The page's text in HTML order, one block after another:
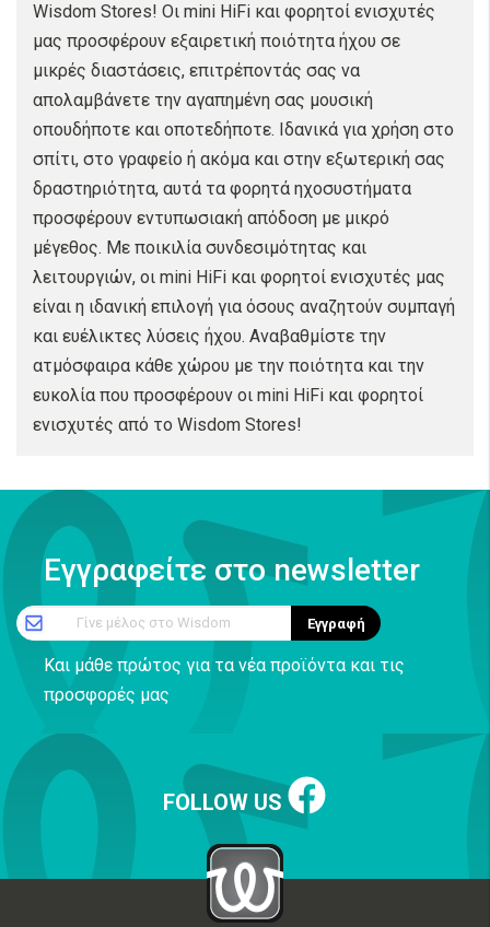
Wisdom Stores! Οι mini HiFi και φορητοί ενισχυτές
μας προσφέρουν εξαιρετική ποιότητα ήχου σε
μικρές διαστάσεις, επιτρέποντάς σας να
απολαμβάνετε την αγαπημένη σας μουσική
οπουδήποτε και οποτεδήποτε. Ιδανικά για χρήση στο
σπίτι, στο γραφείο ή ακόμα και στην εξωτερική σας
δραστηριότητα, αυτά τα φορητά ηχοσυστήματα
προσφέρουν εντυπωσιακή απόδοση με μικρό
μέγεθος. Με ποικιλία συνδεσιμότητας και
λειτουργιών, οι mini HiFi και φορητοί ενισχυτές μας
είναι η ιδανική επιλογή για όσους αναζητούν συμπαγή
και ευέλικτες λύσεις ήχου. Αναβαθμίστε την
ατμόσφαιρα κάθε χώρου με την ποιότητα και την
ευκολία που προσφέρουν οι mini HiFi και φορητοί
ενισχυτές από το Wisdom Stores!
Εγγραφείτε στο newsletter
Γίνε μέλος στο Wisdom Εγγραφή
Και μάθε πρώτος για τα νέα προϊόντα και τις
προσφορές μας
FOLLOW US